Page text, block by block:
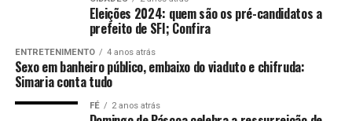
posto de segundo maior artilheiro da história do
evento, com 21 gols.
Durante boa parte da Copa, Messi liderou a estatística,
assumida na estreia, na vitória por 3 a 0 sobre a Argélia.
Ele, porém, foi ultrapassado no último sábado (18) pelo
também atacanteKylian Mbappé. O francês chegou a 22
Futuro adversário da Noruega será conhecido ainda neste
domingo, entre Inglaterra e México –REUTERS/Dylan
Martinez/Proibida reprodução
Eliminado pela sexta vez seguida em uma fase
Copas desde 1990,quando também caiu nas oitavas de
Eleições 2024: quem são os pré-candidatos a
prefeito de SFI; Confira
ENTRETENIMENTO 4 anos atrás
Sexo em banheiro público, embaixo do viaduto e chifruda:
Simaria conta tudo
FÉ 2 anos atrás